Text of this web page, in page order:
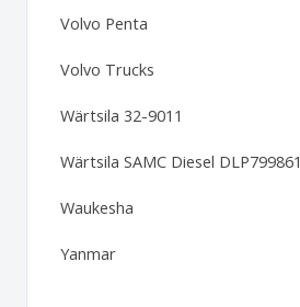
Volvo Penta
Volvo Trucks
Wärtsila 32-9011
Wärtsila SAMC Diesel DLP799861
Waukesha
Yanmar